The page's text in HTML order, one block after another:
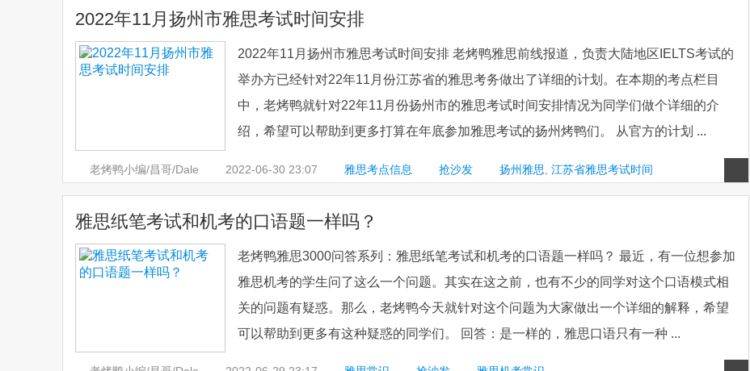
2022年11月扬州市雅思考试时间安排
2022年11月扬州市雅思考试时间安排 老烤鸭雅思前线报道，负责大陆地区IELTS考试的
举办方已经针对22年11月份江苏省的雅思考务做出了详细的计划。在本期的考点栏目
中，老烤鸭就针对22年11月份扬州市的雅思考试时间安排情况为同学们做个详细的介
绍，希望可以帮助到更多打算在年底参加雅思考试的扬州烤鸭们。 从官方的计划 ...
老烤鸭小编/昌哥/Dale 2022-06-30 23:07 雅思考点信息 抢沙发 扬州雅思 江苏省雅思考试时间
安排
more
雅思纸笔考试和机考的口语题一样吗？
老烤鸭雅思3000问答系列：雅思纸笔考试和机考的口语题一样吗？ 最近，有一位想参加
雅思机考的学生问了这么一个问题。其实在这之前，也有不少的同学对这个口语模式相
关的问题有疑惑。那么，老烤鸭今天就针对这个问题为大家做出一个详细的解释，希望
可以帮助到更多有这种疑惑的同学们。 回答：是一样的，雅思口语只有一种 ...